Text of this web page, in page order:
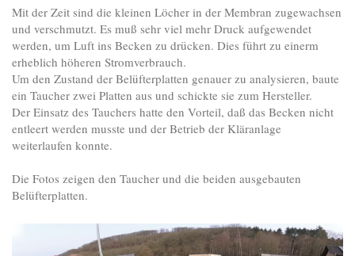
Mit der Zeit sind die kleinen Löcher in der Membran zugewachsen
und verschmutzt. Es muß sehr viel mehr Druck aufgewendet
werden, um Luft ins Becken zu drücken. Dies führt zu einerm
erheblich höheren Stromverbrauch.
Um den Zustand der Belüfterplatten genauer zu analysieren, baute
ein Taucher zwei Platten aus und schickte sie zum Hersteller.
Der Einsatz des Tauchers hatte den Vorteil, daß das Becken nicht
entleert werden musste und der Betrieb der Kläranlage
weiterlaufen konnte.
Die Fotos zeigen den Taucher und die beiden ausgebauten
Belüfterplatten.